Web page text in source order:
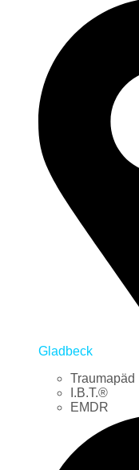
Gladbeck
Traumapäd
I.B.T.®
EMDR